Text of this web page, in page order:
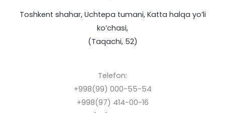
Toshkent shahar, Uchtepa tumani, Katta halqa yo’li
ko’chasi,
(Taqachi, 52)
Telefon:
+998(99) 000-55-54
+998(97) 414-00-16